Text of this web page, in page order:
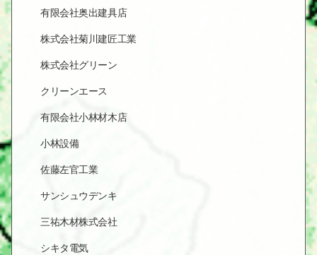
有限会社奥出建具店
株式会社菊川建匠工業
株式会社グリーン
クリーンエース
有限会社小林材木店
小林設備
佐藤左官工業
サンシュウデンキ
三祐木材株式会社
シキタ電気